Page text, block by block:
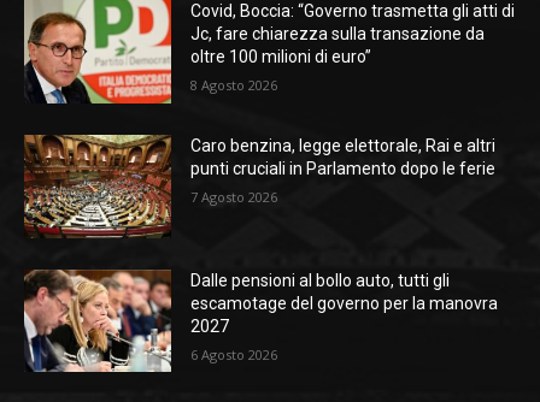
Covid, Boccia: “Governo trasmetta gli atti di
Jc, fare chiarezza sulla transazione da
oltre 100 milioni di euro”
8 Agosto 2026
Caro benzina, legge elettorale, Rai e altri
punti cruciali in Parlamento dopo le ferie
7 Agosto 2026
Dalle pensioni al bollo auto, tutti gli
escamotage del governo per la manovra
2027
6 Agosto 2026